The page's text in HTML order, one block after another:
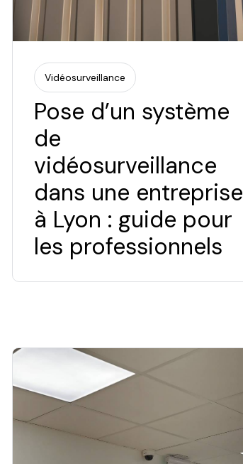
Vidéosurveillance
Pose d’un système
de
vidéosurveillance
dans une entreprise
à Lyon : guide pour
les professionnels